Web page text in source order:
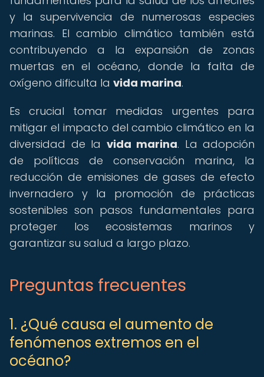
y la supervivencia de numerosas especies
marinas. El cambio climático también está
contribuyendo a la expansión de zonas
muertas en el océano, donde la falta de
oxígeno dificulta la vida marina.
Es crucial tomar medidas urgentes para
mitigar el impacto del cambio climático en la
diversidad de la vida marina. La adopción
de políticas de conservación marina, la
reducción de emisiones de gases de efecto
invernadero y la promoción de prácticas
sostenibles son pasos fundamentales para
proteger los ecosistemas marinos y
garantizar su salud a largo plazo.
Preguntas frecuentes
1. ¿Qué causa el aumento de
fenómenos extremos en el
océano?